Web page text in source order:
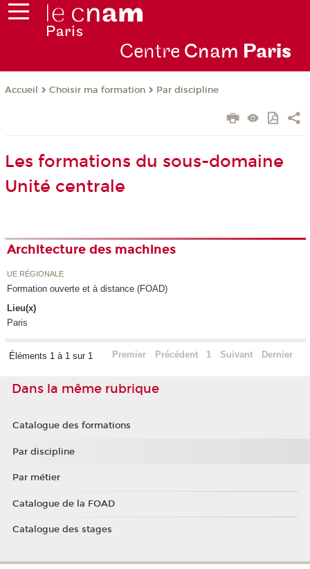
Centre Cnam Paris
Accueil Choisir ma formation Par discipline
Les formations du sous-domaine
Unité centrale
Architecture des machines
UE RÉGIONALE
Formation ouverte et à distance (FOAD)
Lieu(x)
Paris
Éléments 1 à 1 sur 1 Premier Précédent 1 Suivant Dernier
Dans la même rubrique
Catalogue des formations
Par discipline
Par métier
Catalogue de la FOAD
Catalogue des stages